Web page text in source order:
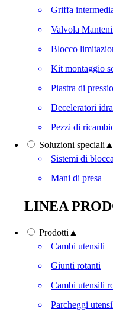
Griffa
Valvola
Blocco
Kit montaggio
Piastra di
Deceleratori
Pezzi di
Soluzioni speciali ▲
Sistemi di
Mani di presa
LINEA
Prodotti ▲
Cambi utensili
Giunti rotanti
Cambi utensili
Parcheggi